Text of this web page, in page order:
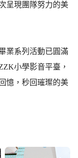
呈現團隊努力的美
業系列活動已圓滿
小學影音平臺，
憶，秒回璀璨的美